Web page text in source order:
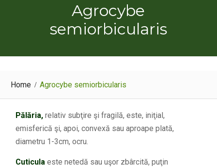
Agrocybe
semiorbicularis
Home Agrocybe semiorbicularis
Pălăria,relativ subţire şi fragilă, este, iniţial,
emisferică şi, apoi, convexă sau aproape plată,
diametru 1-3cm, ocru.
Cuticulaeste netedă sau uşor zbârcită, puţin